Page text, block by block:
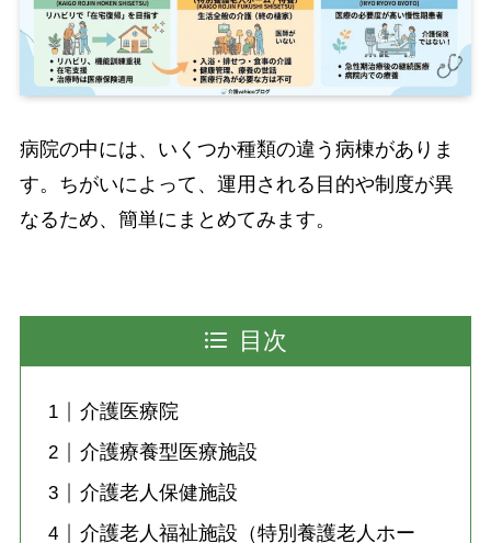
病院の中には、いくつか種類の違う病棟がありま
す。ちがいによって、運用される目的や制度が異
なるため、簡単にまとめてみます。
目次
介護医療院
介護療養型医療施設
介護老人保健施設
介護老人福祉施設（特別養護老人ホー